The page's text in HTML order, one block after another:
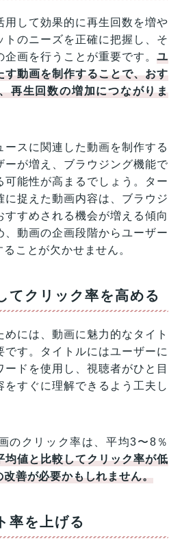
用して効果的に再生回数を増や
トのニーズを正確に把握し、そ
企画を行うことが重要です。ユ
す動画を制作することで、おす
再生回数の増加につながりま
ースに関連した動画を制作する
ーが増え、ブラウジング機能で
可能性が高まるでしょう。ター
に捉えた動画内容は、ブラウジ
すすめされる機会が増える傾向
、動画の企画段階からユーザー
ことが欠かせません。
てクリック率を高める
めには、動画に魅力的なタイト
です。タイトルにはユーザーに
ードを使用し、視聴者がひと目
をすぐに理解できるよう工夫し
のクリック率は、平均3〜8％
均値と比較してクリック率が低
善が必要かもしれません。
率を上げる